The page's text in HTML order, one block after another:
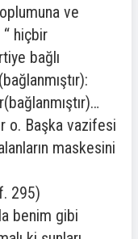
ve
“ hiçbir
bağlı
o. Başka vazifesi
maskesini
295)
benim gibi